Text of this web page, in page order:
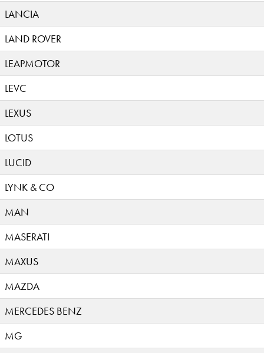
LANCIA
LAND ROVER
LEAPMOTOR
LEVC
LEXUS
LOTUS
LUCID
LYNK & CO
MAN
MASERATI
MAXUS
MAZDA
MERCEDES BENZ
MG